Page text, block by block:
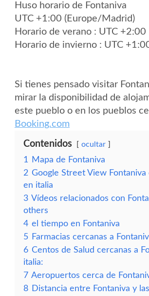
Huso horario de Fontaniva
UTC +1:00 (Europe/Madrid)
Horario de verano : UTC +2:00
Horario de invierno : UTC
Si tienes pensado visitar
mirar la disponibilidad de
este pueblo o en los pueblos
Booking.com
Contenidos ocultar
1
Mapa de Fontaniva
2 Google Street View Fontaniva
en italia
3 Vídeos relacionados con
others
4 el tiempo en Fontaniva
5 Farmacias cercanas a
6 Centos de Salud cercanas a
italia:
7 Aeropuertos cerca de
8 Distancia entre Fontaniva y